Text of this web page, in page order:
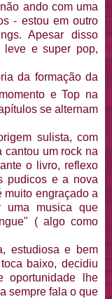
ando com uma
- estou em outro
Apesar disso
leve e super pop,
da formação da
e Top na
se alternam
sulista, com
cantou um rock na
o livro, reflexo
pudicos e a nova
muito engraçado a
uma musica que
( algo como
estudiosa e bem
baixo, decidiu
oportunidade lhe
sempre fala o que